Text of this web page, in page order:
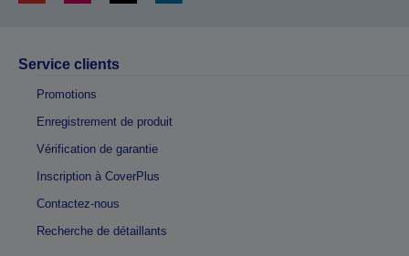
Service clients
Promotions
Enregistrement de produit
Vérification de garantie
Inscription à CoverPlus
Contactez-nous
Recherche de détaillants